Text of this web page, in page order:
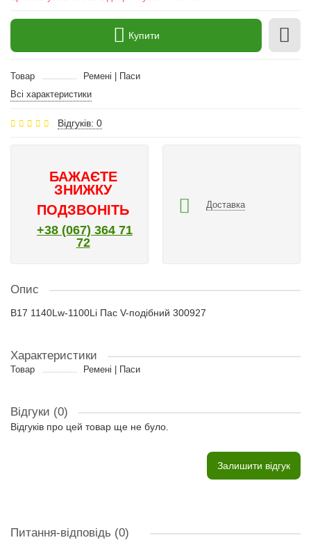
Купити
Товар
Ремені | Паси
Всі характеристики
Відгуків: 0
БАЖАЄТЕ
ЗНИЖКУ
ПОДЗВОНІТЬ
+38 (067) 364 71
72
Доставка
Опис
B17 1140Lw-1100Li Пас V-подібний 300927
Характеристики
Товар Ремені | Паси
Відгуки (0)
Відгуків про цей товар ще не було.
Залишити відгук
Питання-відповідь (0)